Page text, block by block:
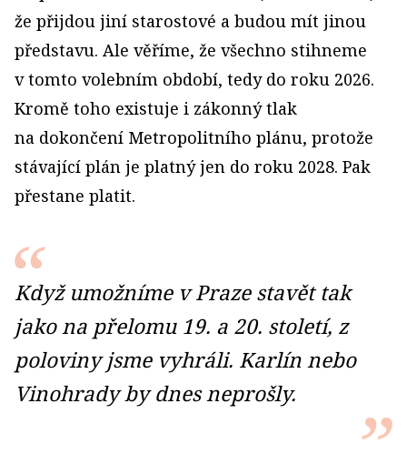
že přijdou jiní starostové a budou mít jinou
představu. Ale věříme, že všechno stihneme
v tomto volebním období, tedy do roku 2026.
Kromě toho existuje i zákonný tlak
na dokončení Metropolitního plánu, protože
stávající plán je platný jen do roku 2028. Pak
přestane platit.
Když umožníme v Praze stavět tak
jako na přelomu 19. a 20. století, z
poloviny jsme vyhráli. Karlín nebo
Vinohrady by dnes neprošly.